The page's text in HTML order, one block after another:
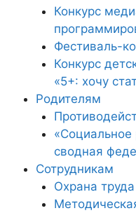
Конкурс
Фестиваль-
Конкурс
«5+: хочу
Родителям
«Социальное
сводная
Сотрудникам
Охрана труда